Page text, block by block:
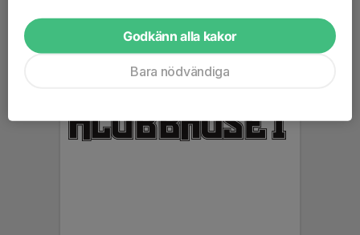
Godkänn alla kakor
Bara nödvändiga